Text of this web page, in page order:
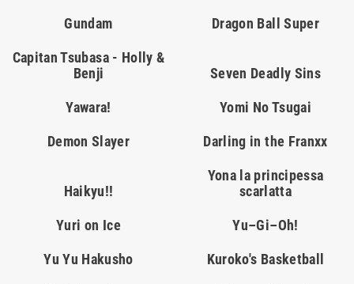
Gundam Dragon Ball Super
Capitan Tsubasa - Holly &
Benji
Seven Deadly Sins
Yawara! Yomi No Tsugai
Demon Slayer Darling in the Franxx
Haikyu!!
Yona la principessa
scarlatta
Yuri on Ice Yu–Gi–Oh!
Yu Yu Hakusho Kuroko's Basketball